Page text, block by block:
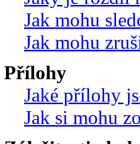
Jak mohu
Jak mohu
Přílohy
Jaké přílohy
Jak si mohu